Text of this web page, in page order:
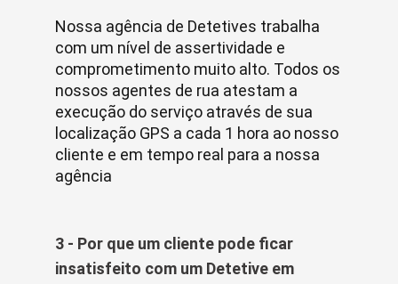
Nossa agência de Detetives trabalha
com um nível de assertividade e
comprometimento muito alto. Todos os
nossos agentes de rua atestam a
execução do serviço através de sua
localização GPS a cada 1 hora ao nosso
cliente e em tempo real para a nossa
agência
3 - Por que um cliente pode ficar
insatisfeito com um Detetive em